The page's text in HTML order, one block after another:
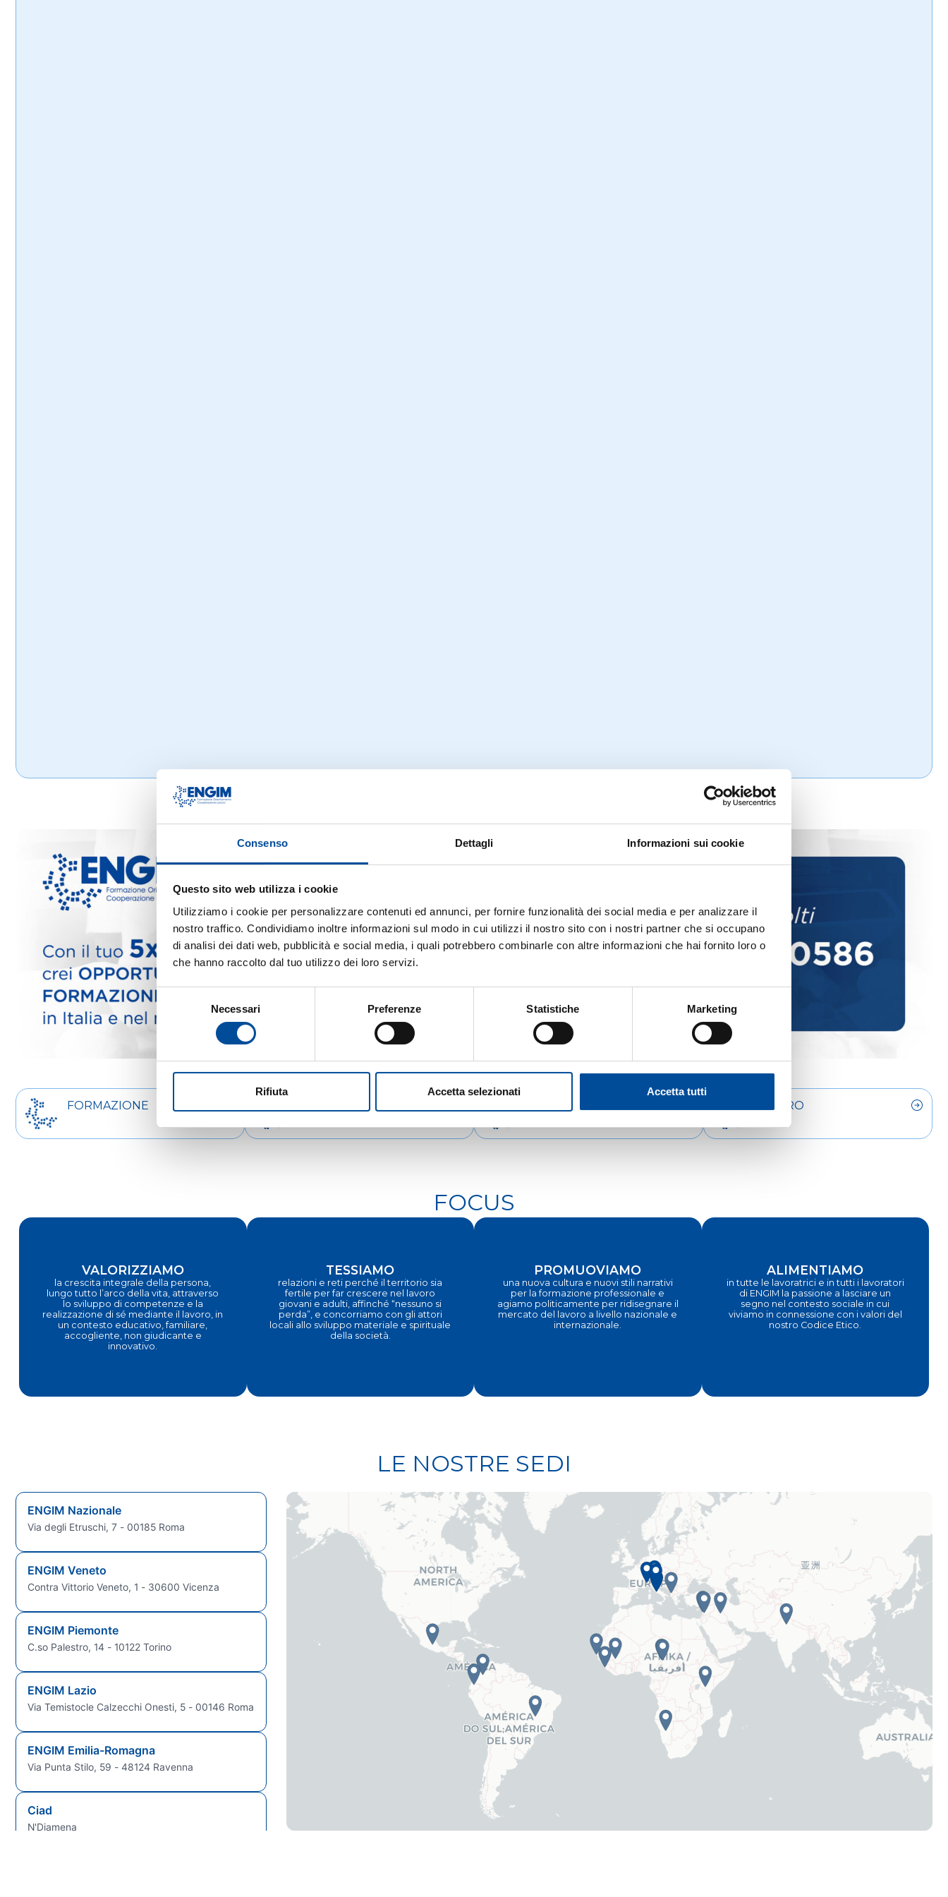
Consenso Dettagli Informazioni sui cookie
Questo sito web utilizza i cookie
Utilizziamo i cookie per personalizzare contenuti ed annunci, per fornire funzionalità dei social media e per analizzare il
nostro traffico. Condividiamo inoltre informazioni sul modo in cui utilizzi il nostro sito con i nostri partner che si occupano
di analisi dei dati web, pubblicità e social media, i quali potrebbero combinarle con altre informazioni che hai fornito loro o
che hanno raccolto dal tuo utilizzo dei loro servizi.
Necessari Preferenze Statistiche Marketing
Rifiuta Accetta selezionati Accetta tutti
FORMAZIONE LAVORO
FOCUS
VALORIZZIAMO
la crescita integrale della persona,
lungo tutto l’arco della vita, attraverso
lo sviluppo di competenze e la
realizzazione di sé mediante il lavoro, in
un contesto educativo, familiare,
accogliente, non giudicante e
innovativo.
TESSIAMO
relazioni e reti perché il territorio sia
fertile per far crescere nel lavoro
giovani e adulti, affinché “nessuno si
perda”, e concorriamo con gli attori
locali allo sviluppo materiale e spirituale
della società.
PROMUOVIAMO
una nuova cultura e nuovi stili narrativi
per la formazione professionale e
agiamo politicamente per ridisegnare il
mercato del lavoro a livello nazionale e
internazionale.
ALIMENTIAMO
in tutte le lavoratrici e in tutti i lavoratori
di ENGIM la passione a lasciare un
segno nel contesto sociale in cui
viviamo in connessione con i valori del
nostro Codice Etico.
LE NOSTRE SEDI
ENGIM Nazionale
Via degli Etruschi, 7 - 00185 Roma
ENGIM Veneto
Contra Vittorio Veneto, 1 - 30600 Vicenza
ENGIM Piemonte
C.so Palestro, 14 - 10122 Torino
ENGIM Lazio
Via Temistocle Calzecchi Onesti, 5 - 00146 Roma
ENGIM Emilia-Romagna
Via Punta Stilo, 59 - 48124 Ravenna
Ciad
N'Djamena